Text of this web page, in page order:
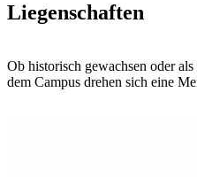
Liegen­schaften
Ob historisch gewachsen oder
dem Campus drehen sich eine